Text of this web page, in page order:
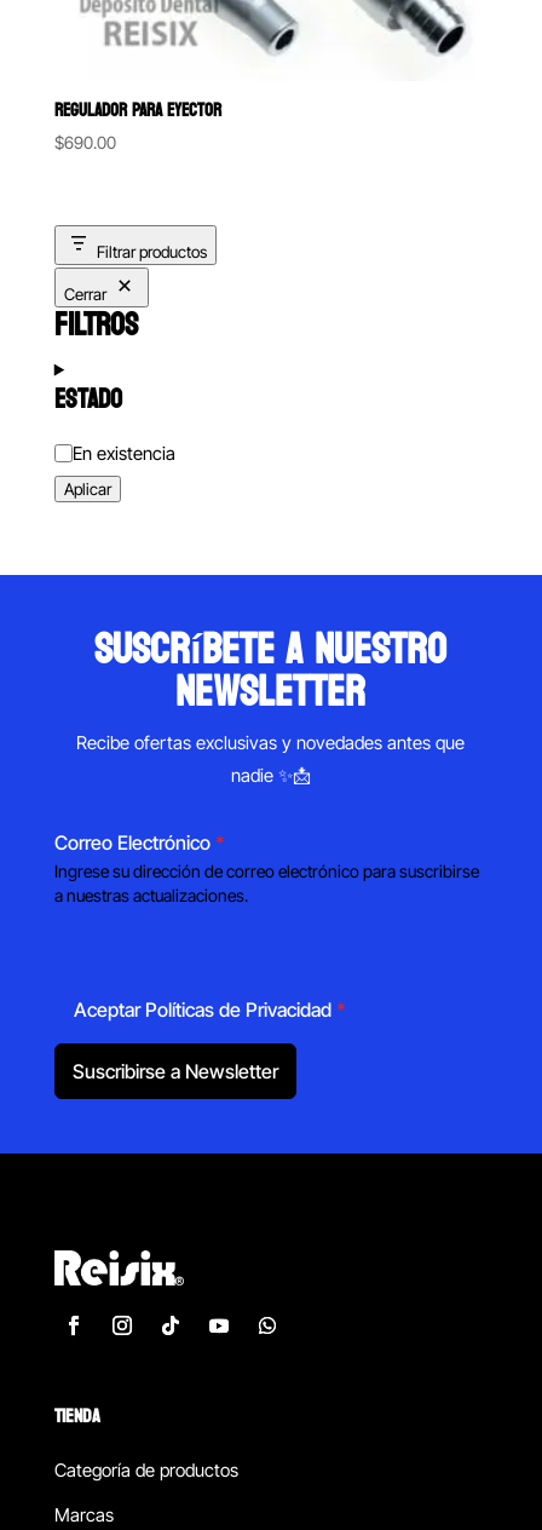
REGULADOR PARA EYECTOR
$690.00
Filtrar productos
Cerrar
FILTROS
ESTADO
Estado
En existencia
Aplicar
suscríbete a nuestro
newsletter
Recibe ofertas exclusivas y novedades antes que
nadie ✨📩
Correo Electrónico *
Ingrese su dirección de correo electrónico para suscribirse
a nuestras actualizaciones.
Aceptar Políticas de Privacidad *
Suscribirse a Newsletter
TIENDA
Categoría de productos
Marcas